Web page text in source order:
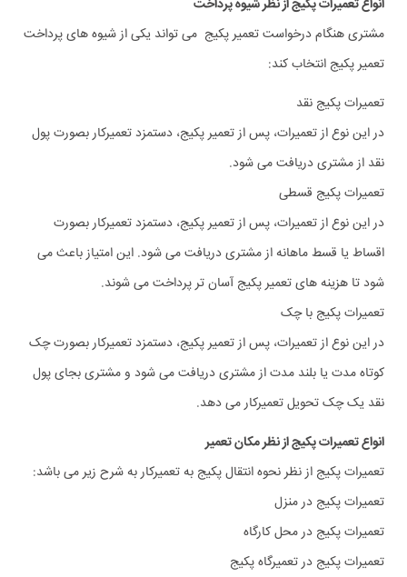
انواع تعمیرات پکیج از نظر شیوه پرداخت
مشتری هنگام درخواست تعمیر پکیج می تواند یکی از شیوه های پرداخت
تعمیر پکیج انتخاب کند:
تعمیرات پکیج نقد
در این نوع از تعمیرات، پس از تعمیر پکیج، دستمزد تعمیرکار بصورت پول
نقد از مشتری دریافت می شود.
تعمیرات پکیج قسطی
در این نوع از تعمیرات، پس از تعمیر پکیج، دستمزد تعمیرکار بصورت
اقساط یا قسط ماهانه از مشتری دریافت می شود. این امتیاز باعث می
شود تا هزینه های تعمیر پکیج آسان تر پرداخت می شوند.
تعمیرات پکیج با چک
در این نوع از تعمیرات، پس از تعمیر پکیج، دستمزد تعمیرکار بصورت چک
کوتاه مدت یا بلند مدت از مشتری دریافت می شود و مشتری بجای پول
نقد یک چک تحویل تعمیرکار می دهد.
انواع تعمیرات پکیج از نظر مکان تعمیر
تعمیرات پکیج از نظر نحوه انتقال پکیج به تعمیرکار به شرح زیر می باشد:
تعمیرات پکیج در منزل
تعمیرات پکیج در محل کارگاه
تعمیرات پکیج در تعمیرگاه پکیج